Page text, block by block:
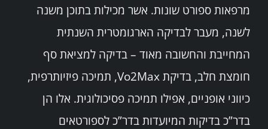
מרפאות ספורט שונות. אשר מכילות בתוכן משנה
לשנה, מעבר לבדיקה הארגומטרית השנתית
המחייבת והחשובה מאוד – בדיקה למציאת סף
חומצת חלב, בדיקת Vo2Max, תמיכה פיזיותרפית,
כיווני אופניים, אפילו תמיכה פסיכולוגית. אלו הן
בדר”כ בדיקות המיועדות בדר”כ לספורטאים